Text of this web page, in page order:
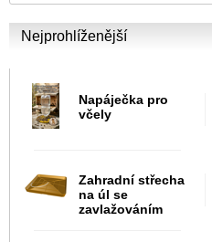
Nejprohlíženější
Napáječka pro
včely
Zahradní střecha
na úl se
zavlažováním